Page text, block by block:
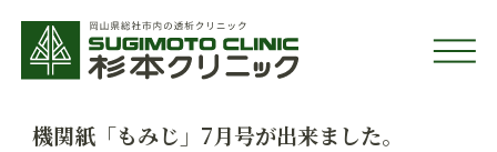
機関紙「もみじ」7月号が出来ました。